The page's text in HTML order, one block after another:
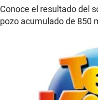
Conoce el resultado del
pozo acumulado de 850